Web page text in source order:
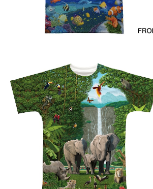
蟹江隆広｜フルグラフィックTシャツ FT-0
00001_006
¥5,940